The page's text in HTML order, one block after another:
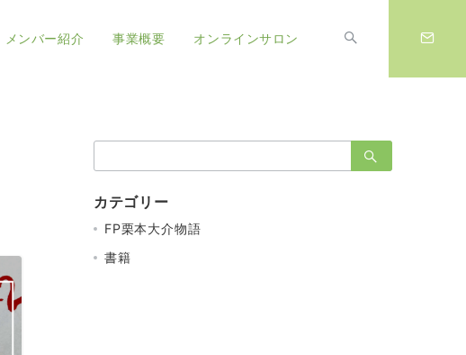
メンバー紹介 事業概要 オンラインサロン
索：
カテゴリー
FP栗本大介物語
書籍